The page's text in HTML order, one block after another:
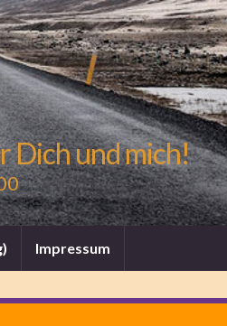
Dich und mich!
Impressum